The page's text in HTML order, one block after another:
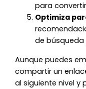
para
Optimiza
de
Aunque puedes
compartir un
al siguiente nivel y